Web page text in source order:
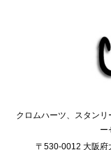
クロムハーツ、スタン
ー
〒530-0012 大阪府